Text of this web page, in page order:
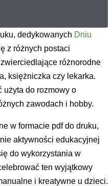
dedykowanych Dniu
z różnych postaci
różnorodne
księżniczka czy lekarka.
użyta do rozmowy o
zawodach i hobby.
w formacie pdf do druku,
aktywności edukacyjnej
do wykorzystania w
ten wyjątkowy
i kreatywne u dzieci.